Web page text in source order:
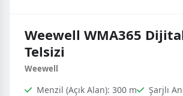
Weewell WMA365
Telsizi
Weewell
Menzil (Açık Alan): 300 m
Şarjlı